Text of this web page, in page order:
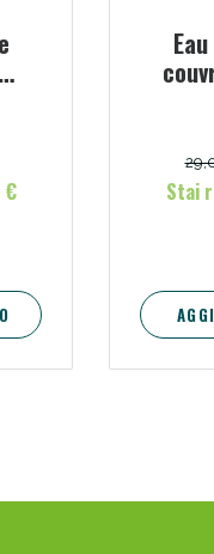
€
Stai